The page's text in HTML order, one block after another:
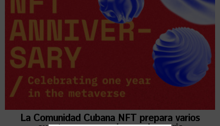
La Comunidad Cubana NFT prepara varios